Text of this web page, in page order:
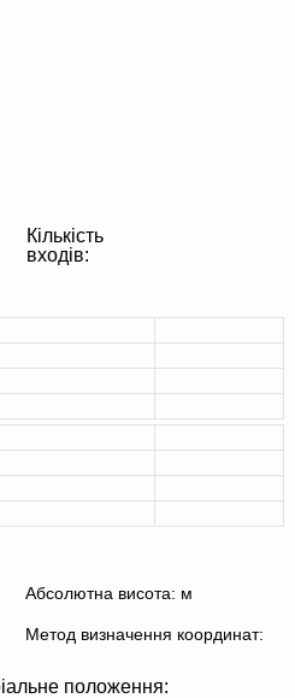
Кількість
входів:
Абсолютна висота: м
Метод визначення координат:
положення: